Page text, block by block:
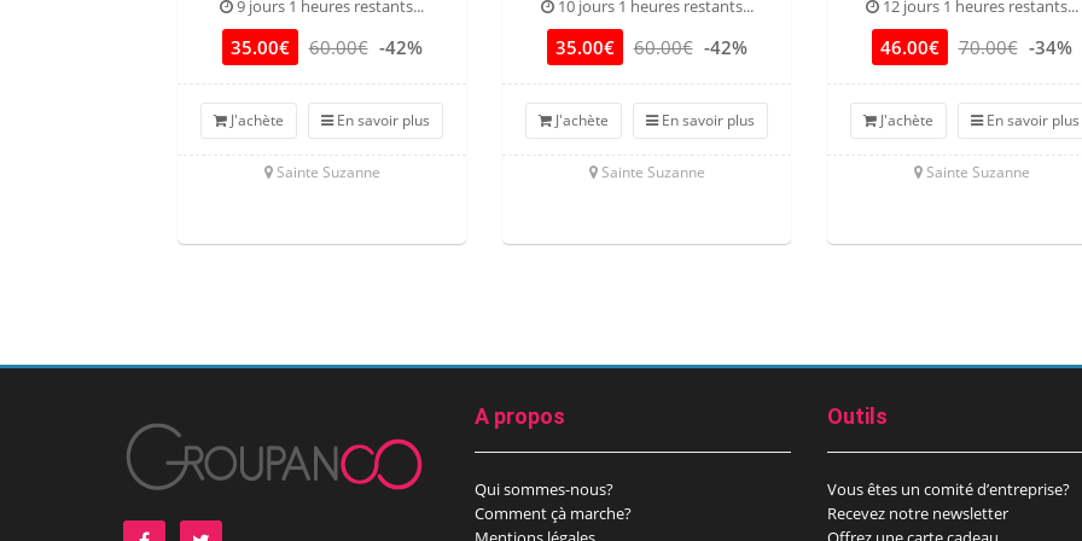
9 jours 1 heures restants...
35.00€ 60.00€ -42%
J'achète En savoir plus
Sainte Suzanne
10 jours 1 heures restants...
35.00€ 60.00€ -42%
J'achète En savoir plus
Sainte Suzanne
12 jours 1 heures restants...
46.00€ 70.00€ -34%
J'achète En savoir plus
Sainte Suzanne
A propos
Qui sommes-nous?
Comment çà marche?
Outils
Vous êtes un comité d’entreprise?
Recevez notre newsletter